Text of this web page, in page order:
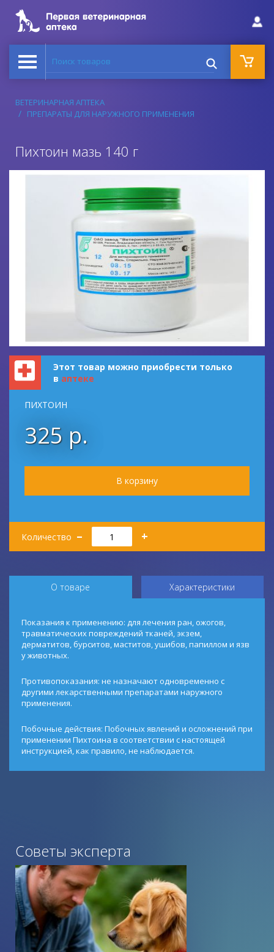
Поиск товаров
ВЕТЕРИНАРНАЯ АПТЕКА
ПРЕПАРАТЫ ДЛЯ НАРУЖНОГО ПРИМЕНЕНИЯ
Пихтоин мазь 140 г
Этот товар можно приобрести только
в аптеке
ПИХТОИН
325 р.
Количество
Количество
– +
О товаре Характеристики
Показания к применению: для лечения ран, ожогов,
травматических повреждений тканей, экзем,
дерматитов, бурситов, маститов, ушибов, папиллом и язв
у животных.
Противопоказания: не назначают одновременно с
другими лекарственными препаратами наружного
применения.
Побочные действия: Побочных явлений и осложнений при
применении Пихтоина в соответствии с настоящей
инструкцией, как правило, не наблюдается.
Советы эксперта